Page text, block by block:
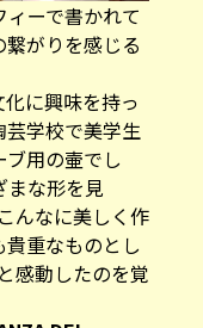
ーで書かれて
がりを感じる
に興味を持っ
芸学校で美学生
用の壷でし
まな形を見
んなに美しく作
重なものとし
感動したのを覚